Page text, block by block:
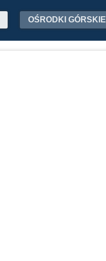
OŚRODKI GÓRSKIE